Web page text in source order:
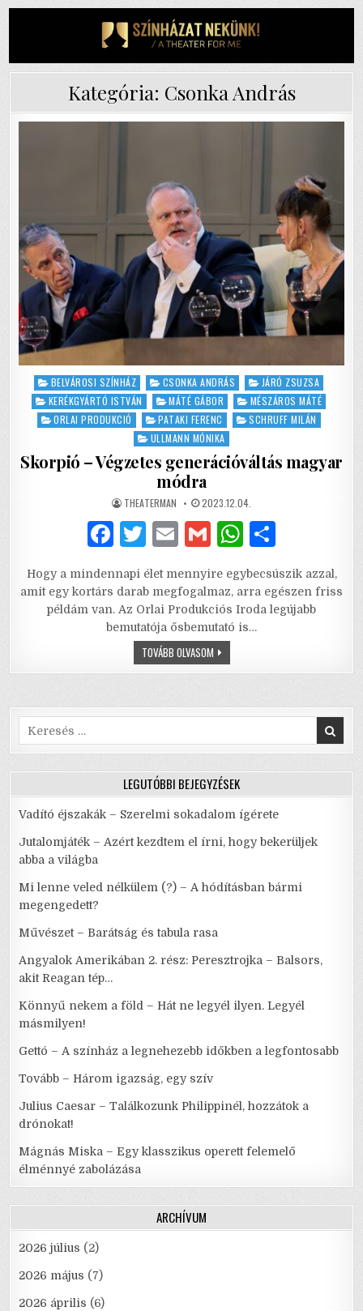
Kategória: Csonka András
Posted
in
BELVÁROSI SZÍNHÁZ CSONKA ANDRÁS
JÁRÓ ZSUZSA
KERÉKGYÁRTÓ ISTVÁN
MÁTÉ GÁBOR
MÉSZÁROS MÁTÉ
ORLAI PRODUKCIÓ
PATAKI FERENC
SCHRUFF MILÁN
ULLMANN MÓNIKA
Skorpió – Végzetes generációváltás magyar
módra
AUTHOR:
THEATERMAN PUBLISHED
DATE:
2023.12.04.
F
c
e
b
k
T
it
te
r
E
ai
l
G
ai
l
W
at
s
A
ar
e
Hogy a mindennapi élet mennyire egybecsúszik azzal,
amit egy kortárs darab megfogalmaz, arra egészen friss
példám van. Az Orlai Produkciós Iroda legújabb
bemutatója ősbemutató is…
TOVÁBB OLVASOMSKORPIÓ
–
VÉGZETES
MÓDRA
Search
for:
LEGUTÓBBI BEJEGYZÉSEK
Vadító éjszakák – Szerelmi sokadalom ígérete
Jutalomjáték – Azért kezdtem el írni, hogy bekerüljek
abba a világba
Mi lenne veled nélkülem (?) – A hódításban bármi
megengedett?
Művészet – Barátság és tabula rasa
Angyalok Amerikában 2. rész: Peresztrojka – Balsors,
akit Reagan tép…
Könnyű nekem a föld – Hát ne legyél ilyen. Legyél
másmilyen!
Gettó – A színház a legnehezebb időkben a legfontosabb
Tovább – Három igazság, egy szív
Julius Caesar – Találkozunk Philippinél, hozzátok a
drónokat!
Mágnás Miska – Egy klasszikus operett felemelő
élménnyé zabolázása
ARCHÍVUM
2026 július (2)
2026 május (7)
2026 április (6)